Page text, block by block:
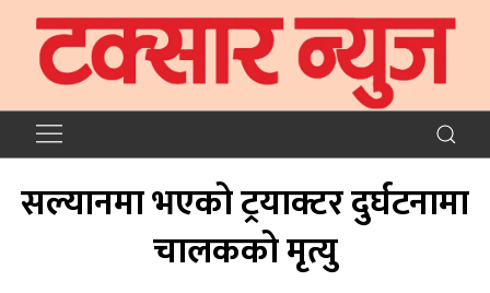
सल्यानमा भएको ट्रयाक्टर दुर्घटनामा
चालकको मृत्यु